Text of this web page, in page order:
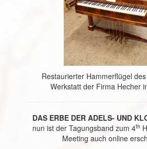
Restaurierter Hammerflügel
Werkstatt der Firma Hecher
DAS ERBE DER ADELS- UND
nun ist der Tagungsband zum 4th
Meeting auch online